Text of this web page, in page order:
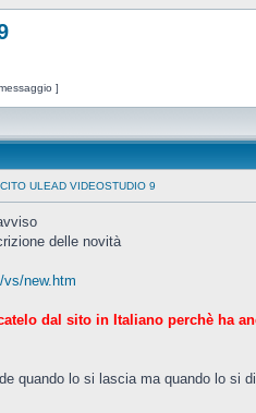
]
ULEAD VIDEOSTUDIO 9
delle novità
vs/new.htm
dal sito in Italiano perchè ha
quando lo si lascia ma quando lo si